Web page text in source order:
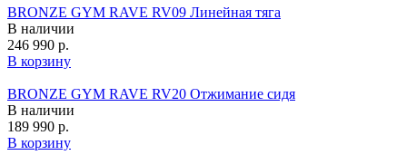
BRONZE GYM RAVE RV09 Линейная тяга
В наличии
246 990 р.
В корзину
BRONZE GYM RAVE RV20 Отжимание сидя
В наличии
189 990 р.
В корзину